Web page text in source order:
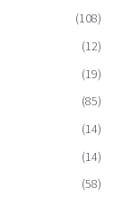
(108)
(12)
(19)
(85)
(14)
(14)
(58)